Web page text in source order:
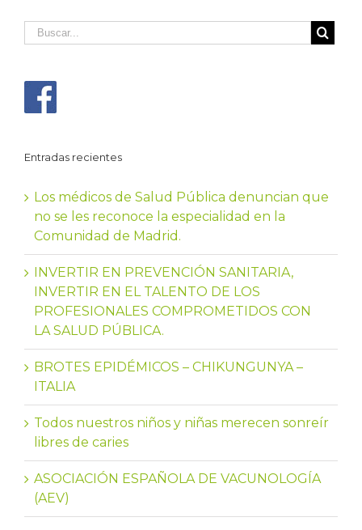
Entradas recientes
Los médicos de Salud Pública denuncian que
no se les reconoce la especialidad en la
Comunidad de Madrid.
INVERTIR EN PREVENCIÓN SANITARIA,
INVERTIR EN EL TALENTO DE LOS
PROFESIONALES COMPROMETIDOS CON
LA SALUD PÚBLICA.
BROTES EPIDÉMICOS – CHIKUNGUNYA –
ITALIA
Todos nuestros niños y niñas merecen sonreír
libres de caries
ASOCIACIÓN ESPAÑOLA DE VACUNOLOGÍA
(AEV)